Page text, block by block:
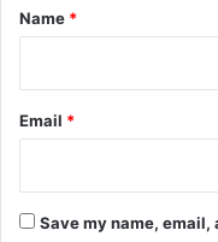
*
Name *
Email *
Save my name,